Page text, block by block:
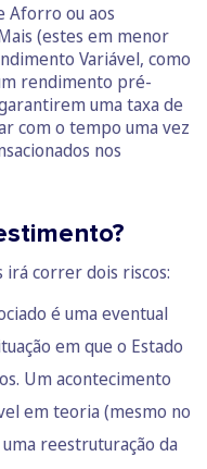
Aforro ou aos
(estes em menor
Variável, como
rendimento pré-
uma taxa de
com o tempo uma vez
nos
irá correr dois riscos:
é uma eventual
em que o Estado
Um acontecimento
em teoria (mesmo no
reestruturação da